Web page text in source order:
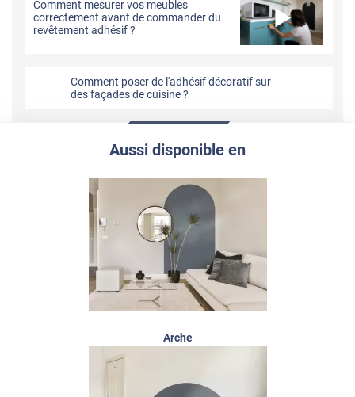
Comment mesurer vos meubles
correctement avant de commander du
revêtement adhésif ?
Comment poser de l'adhésif décoratif sur
des façades de cuisine ?
Aussi disponible en
Arche